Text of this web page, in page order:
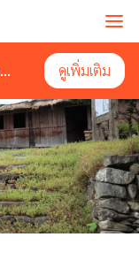
ดูเพิ่มเติม